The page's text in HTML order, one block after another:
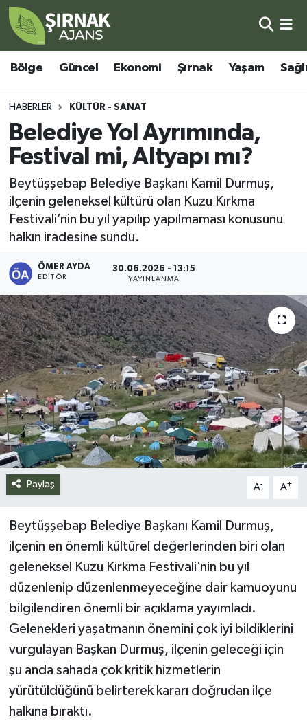
Bölge Güncel Ekonomi Şırnak Yaşam
HABERLER KÜLTÜR - SANAT
Belediye Yol Ayrımında,
Festival mi, Altyapı mı?
Beytüşşebap Belediye Başkanı Kamil Durmuş,
ilçenin geleneksel kültürü olan Kuzu Kırkma
Festivali’nin bu yıl yapılıp yapılmaması konusunu
halkın iradesine sundu.
ÖMER AYDA
EDITÖR
30.06.2026 - 13:15
YAYINLANMA
Paylaş A- A+
Beytüşşebap Belediye Başkanı Kamil Durmuş,
ilçenin en önemli kültürel değerlerinden biri olan
geleneksel Kuzu Kırkma Festivali’nin bu yıl
düzenlenip düzenlenmeyeceğine dair kamuoyunu
bilgilendiren önemli bir açıklama yayımladı.
Gelenekleri yaşatmanın önemini çok iyi bildiklerini
vurgulayan Başkan Durmuş, ilçenin geleceği için
şu anda sahada çok kritik hizmetlerin
yürütüldüğünü belirterek kararı doğrudan ilçe
halkına bıraktı.
Bölge
Güncel
Ekonomi
Şırnak
Yaşam
Sağlık
Eğitim
Kültür - Sanat
Siyaset
Spor
Teknoloji
Yazarlar
Şırnak Nöbetçi Eczaneler
Şırnak Hava Durumu
Şirnak Namaz Vakitleri
Şırnak Trafik Yoğunluk Haritası
Süper Lig Puan Durumu ve Fikstür
Tüm Manşetler
Son Dakika Haberleri
Haber Arşivi